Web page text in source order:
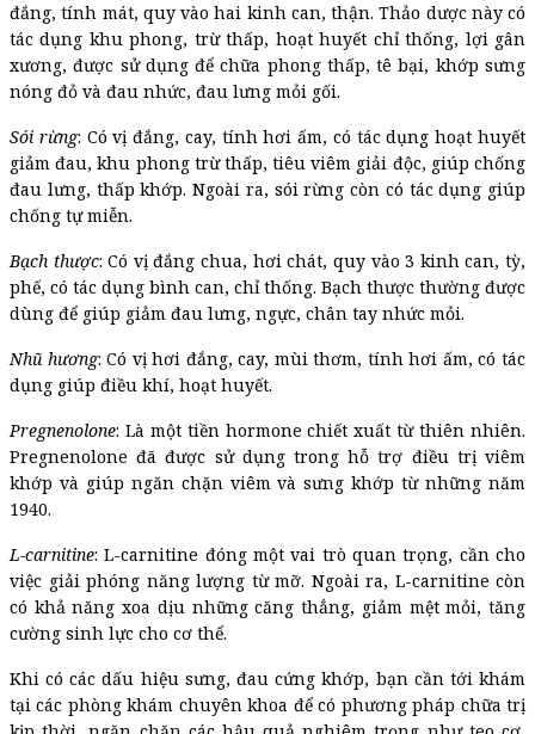
đắng, tính mát, quy vào hai kinh can, thận. Thảo dược này có
tác dụng khu phong, trừ thấp, hoạt huyết chỉ thống, lợi gân
xương, được sử dụng để chữa phong thấp, tê bại, khớp sưng
nóng đỏ và đau nhức, đau lưng mỏi gối.
Sói rừng: Có vị đắng, cay, tính hơi ấm, có tác dụng hoạt huyết
giảm đau, khu phong trừ thấp, tiêu viêm giải độc, giúp chống
đau lưng, thấp khớp. Ngoài ra, sói rừng còn có tác dụng giúp
chống tự miễn.
Bạch thược: Có vị đắng chua, hơi chát, quy vào 3 kinh can, tỳ,
phế, có tác dụng bình can, chỉ thống. Bạch thược thường được
dùng để giúp giảm đau lưng, ngực, chân tay nhức mỏi.
Nhũ hương: Có vị hơi đắng, cay, mùi thơm, tính hơi ấm, có tác
dụng giúp điều khí, hoạt huyết.
Pregnenolone: Là một tiền hormone chiết xuất từ thiên nhiên.
Pregnenolone đã được sử dụng trong hỗ trợ điều trị viêm
khớp và giúp ngăn chặn viêm và sưng khớp từ những năm
1940.
L-carnitine: L-carnitine đóng một vai trò quan trọng, cần cho
việc giải phóng năng lượng từ mỡ. Ngoài ra, L-carnitine còn
có khả năng xoa dịu những căng thẳng, giảm mệt mỏi, tăng
cường sinh lực cho cơ thể.
Khi có các dấu hiệu sưng, đau cứng khớp, bạn cần tới khám
tại các phòng khám chuyên khoa để có phương pháp chữa trị